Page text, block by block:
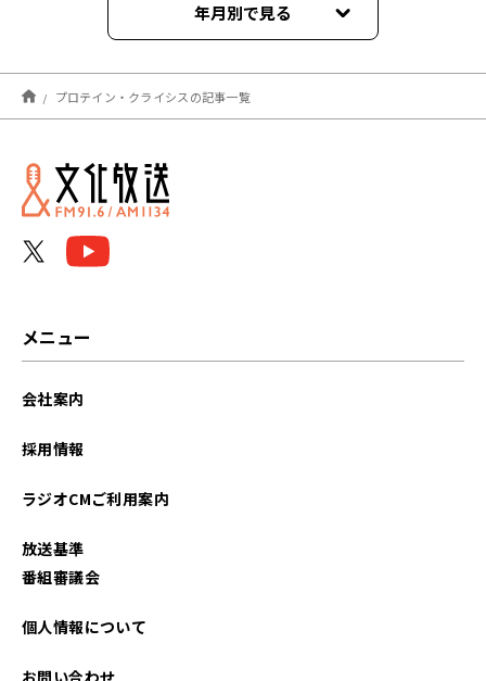
年月別で見る
2025年11月
プロテイン・クライシスの記事一覧
メニュー
会社案内
採用情報
ラジオCMご利用案内
放送基準
番組審議会
個人情報について
お問い合わせ